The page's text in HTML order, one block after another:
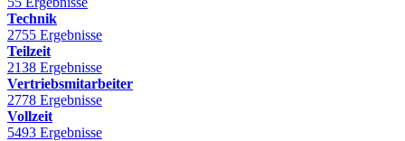
Technik
2755 Ergebnisse
Teilzeit
2138 Ergebnisse
Vertriebsmitarbeiter
2778 Ergebnisse
Vollzeit
5493 Ergebnisse